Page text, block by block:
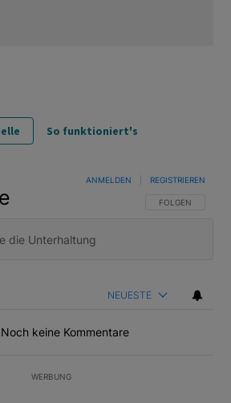
So funktioniert's
FOLGE DIESER
FOLGEN
ANMELDEN REGISTRIEREN
NEUESTE
Noch keine Kommentare
WERBUNG